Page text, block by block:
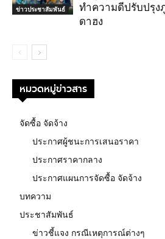
ข่าวประชาสัมพันธ์
ทำความดีปรับปรุ
ดาฮง
หมวดหมู่ข่าวสาร
จัดซื้อ จัดจ้าง
ประกาศผู้ชนะการเสนอราคา
ประกาศราคากลาง
ประกาศแผนการจัดซื้อ จัดจ้าง
บทความ
ประชาสัมพันธ์
ข่าวชี้แจง กรณีเหตุการณ์ต่างๆ